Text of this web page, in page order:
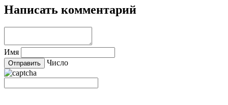
Написать комментарий
Имя
Число